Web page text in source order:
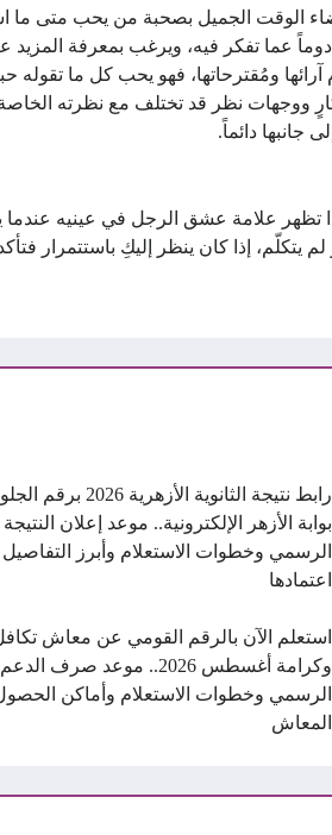
الوقت الجميل بصحبة من يحب متى ما
عما تفكر فيه، ويرغب بمعرفة المزيد
ومُقترحاتها، فهو يحب كل ما تقوله
ووجهات نظر قد تختلف مع نظرته الخاصة
جانبها دائماً.
تظهر علامة عشق الرجل في عينيه عندما
إذا كان ينظر إليكِ باستتمرار
رابط نتيجة الثانوية
بوابة الأزهر الإلكترونية.. موعد إعلان النتيجة
الرسمي وخطوات الاستعلام وأبرز
اعتمادها
استعلم الآن بالرقم القومي عن معاش
وكرامة أغسطس 2026.. موعد صرف الدعم
الرسمي وخطوات الاستعلام وأماكن
المعاش